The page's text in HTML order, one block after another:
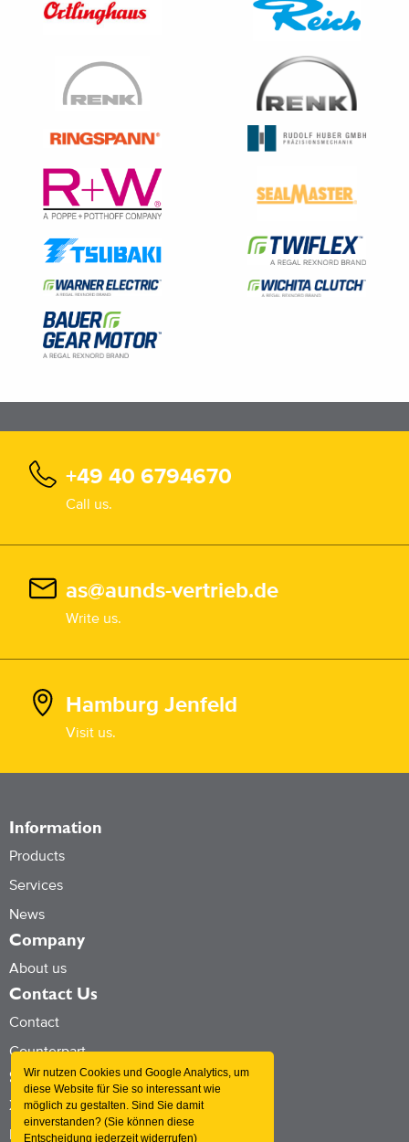
Wir nutzen Cookies und Google Analytics, um
diese Website für Sie so interessant wie
möglich zu gestalten. Sind Sie damit
einverstanden? (Sie können diese
Entscheidung jederzeit widerrufen)
+49 40 6794670
Call us.
as@aunds-vertrieb.de
Write us.
Hamburg Jenfeld
Visit us.
Information
Products
Services
News
Company
About us
Contact Us
Contact
Counterpart
Social Networks
Xing
Kununu